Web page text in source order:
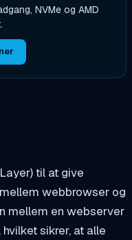
NVMe og AMD
til at give
webbrowser og
mellem en webserver
sikrer, at alle